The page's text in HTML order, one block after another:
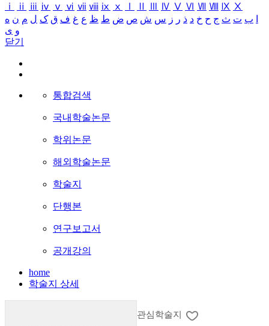
ⅰ
ⅱ ⅲ ⅳ ⅴ ⅵ ⅶ ⅷ ⅸ ⅹ Ⅳ Ⅴ Ⅵ Ⅶ Ⅷ Ⅸ Ⅹ
ب ت ث ج ح خ د ذ ر ز س ش ص ض ط ظ ع غ ف ق ک ل م ن ه
و ی
닫기
통합검색
국내학술논문
학위논문
해외학술논문
학술지
단행본
연구보고서
공개강의
home
학술지 상세
관심학술지